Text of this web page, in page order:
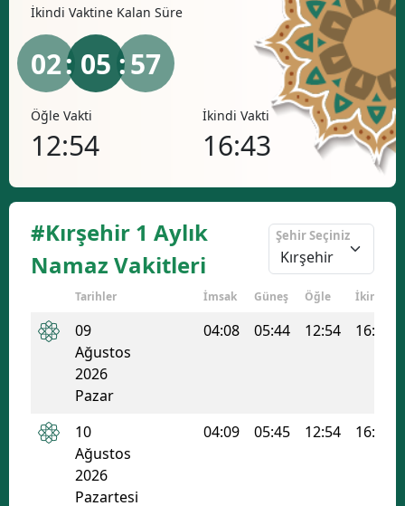
Aydın
Balıkesir
Bilecik
Burdur
Çanakkale
Denizli
İkindi Vaktine Kalan Süre
02: 05 :56
Öğle Vakti
12:54
İkindi Vakti
16:43
#Kırşehir 1 Aylık
Namaz Vakitleri
Şehir Seçiniz
Tarihler İmsak Güneş Öğle İkindi
09
Ağustos
2026
Pazar
04:08 05:44 12:54 16:43
10
Ağustos
2026
Pazartesi
04:09 05:45 12:54 16:43